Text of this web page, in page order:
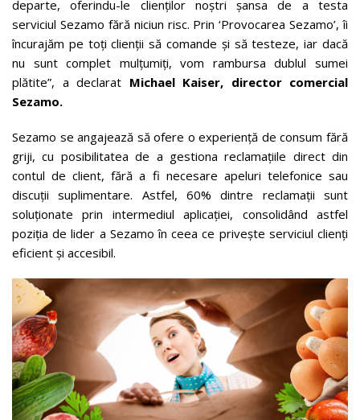
departe, oferindu-le clienților noștri șansa de a testa
serviciul Sezamo fără niciun risc. Prin ‘Provocarea Sezamo’, îi
încurajăm pe toți clienții să comande și să testeze, iar dacă
nu sunt complet mulțumiți, vom rambursa dublul sumei
plătite”, a declarat Michael Kaiser, director comercial
Sezamo.
Sezamo se angajează să ofere o experiență de consum fără
griji, cu posibilitatea de a gestiona reclamațiile direct din
contul de client, fără a fi necesare apeluri telefonice sau
discuții suplimentare. Astfel, 60% dintre reclamații sunt
soluționate prin intermediul aplicației, consolidând astfel
poziția de lider a Sezamo în ceea ce privește serviciul clienți
eficient și accesibil.